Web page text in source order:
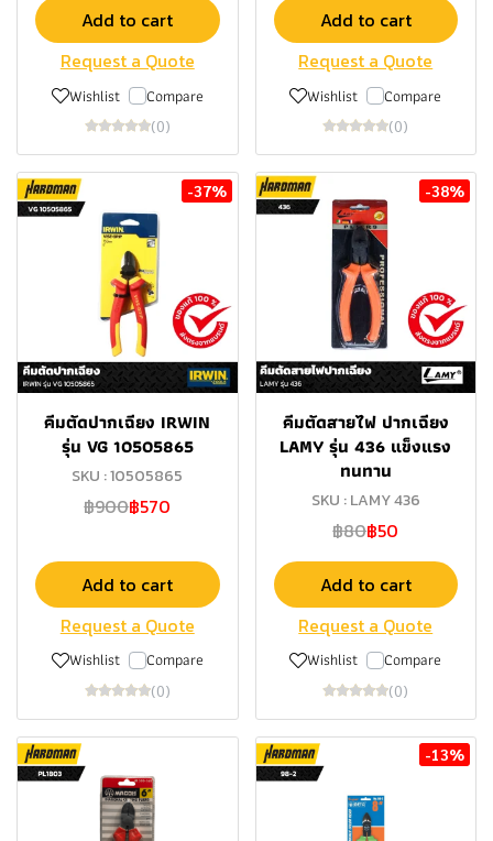
Add to cart
Request a Quote
Wishlist Compare
(0)
Add to cart
Request a Quote
Wishlist Compare
(0)
-37%
คีมตัดปากเฉียง IRWIN
รุ่น VG 10505865
SKU : 10505865
฿900฿570
Add to cart
Request a Quote
Wishlist Compare
(0)
-38%
คีมตัดสายไฟ ปากเฉียง
LAMY รุ่น 436 แข็งแรง
ทนทาน
SKU : LAMY 436
฿80฿50
Add to cart
Request a Quote
Wishlist Compare
(0)
-13%